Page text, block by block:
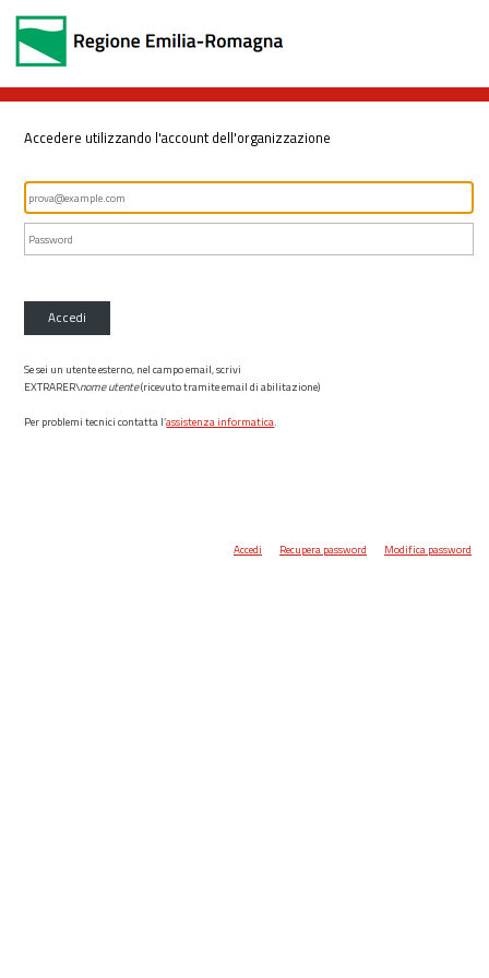
Accedere utilizzando l'account dell'organizzazione
Accedi
Se sei un utente esterno, nel campo email, scrivi
EXTRARER\nome utente(ricevuto tramite email di abilitazione)
Per problemi tecnici contatta l’assistenza informatica.
Accedi Recupera password Modifica password